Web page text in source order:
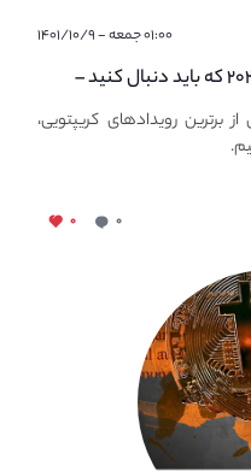
۰۱:۰۰ جمعه - ۱۴۰۱/۱۰/۹
مهم ترین رویداد های کریپتویی ۲۰۲۳ که باید دنبال کنید –
برترین رویدادهای کریپتویی،
۰ ۰